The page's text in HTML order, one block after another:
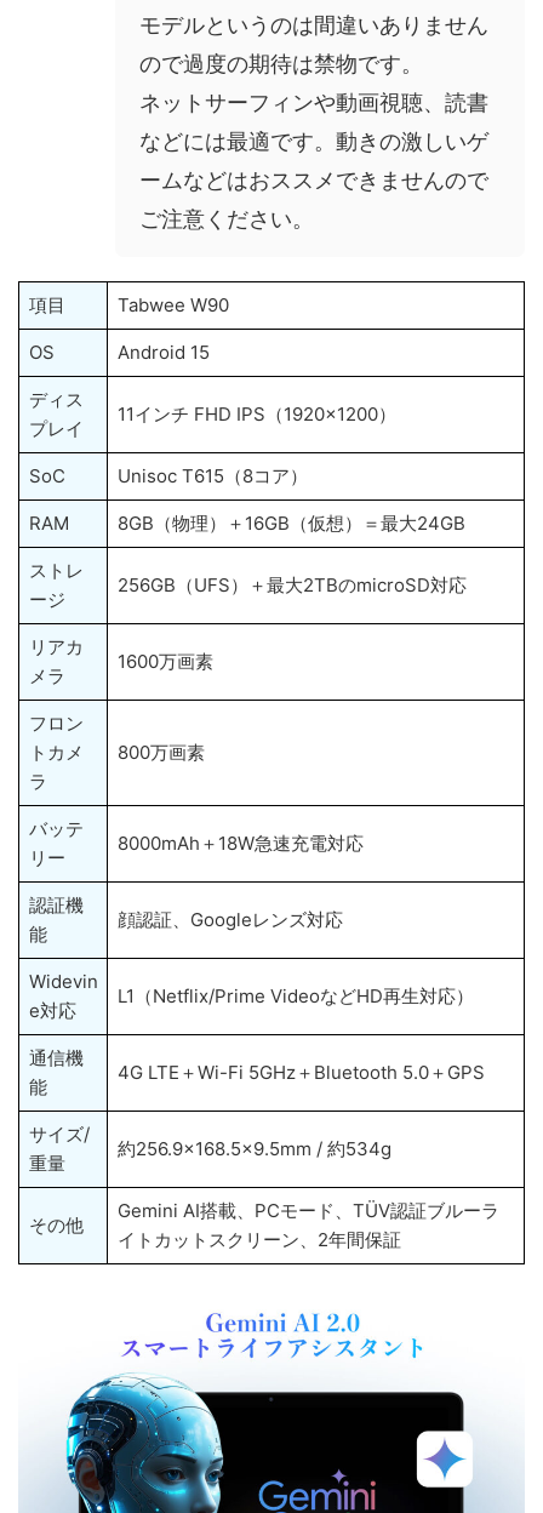
モデルというのは間違いありません
ので過度の期待は禁物です。
ネットサーフィンや動画視聴、読書
などには最適です。動きの激しいゲ
ームなどはおススメできませんので
ご注意ください。
項目 Tabwee W90
OS Android 15
ディス
プレイ
11インチ FHD IPS（1920×1200）
SoC Unisoc T615（8コア）
RAM 8GB（物理）＋16GB（仮想）＝最大24GB
ストレ
ージ
256GB（UFS）＋最大2TBのmicroSD対応
リアカ
メラ
1600万画素
フロン
トカメ
ラ
800万画素
バッテ
リー
8000mAh＋18W急速充電対応
認証機
能
顔認証、Googleレンズ対応
Widevin
e対応
L1（Netflix/Prime VideoなどHD再生対応）
通信機
能
4G LTE＋Wi-Fi 5GHz＋Bluetooth 5.0＋GPS
サイズ/
重量
約256.9×168.5×9.5mm / 約534g
その他
Gemini AI搭載、PCモード、TÜV認証ブルーラ
イトカットスクリーン、2年間保証